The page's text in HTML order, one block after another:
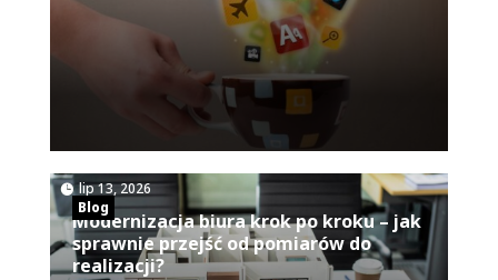
Modernizacja biura krok po kroku – jak
sprawnie przejść od pomiarów do
realizacji?
lip 13, 2026|
Blog